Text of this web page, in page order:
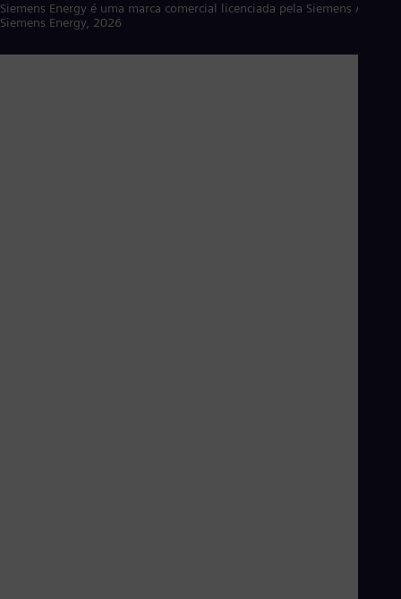
Siemens Energy é uma marca comercial licenciada pela Siemens AG. ©
Siemens Energy, 2026